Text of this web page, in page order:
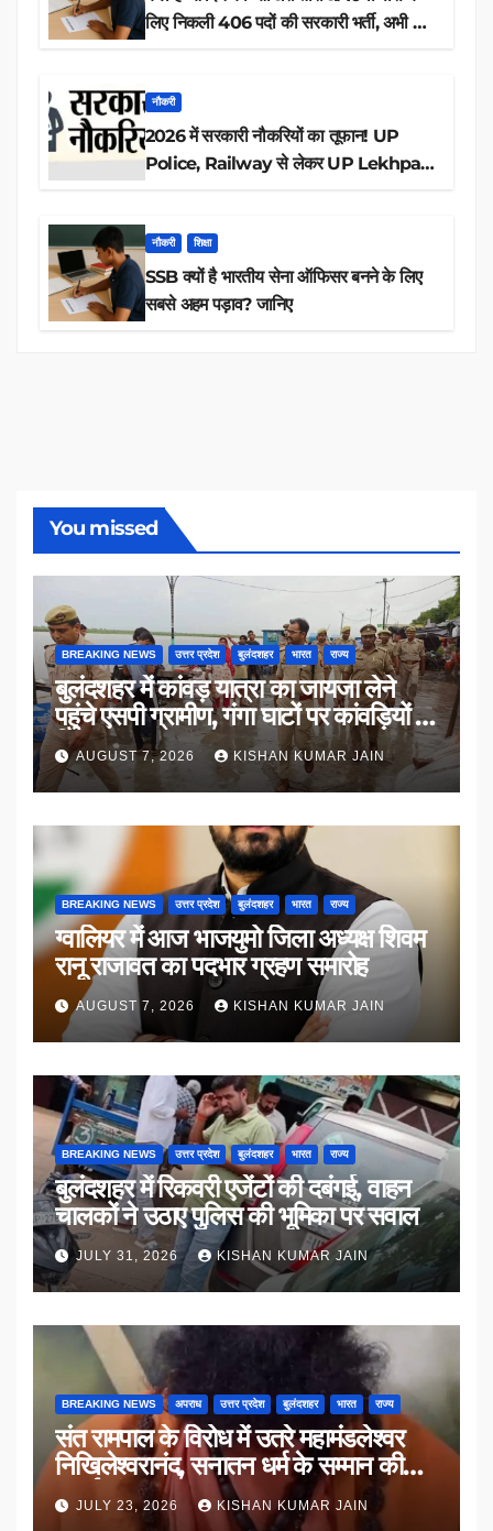
लिए निकली 406 पदों की सरकारी भर्ती, अभी करें
नौकरी
2026 में सरकारी नौकरियों का तूफान! UP
Police, Railway से लेकर UP Lekhpal
नौकरी शिक्षा
SSB क्यों है भारतीय सेना ऑफिसर बनने के लिए
सबसे अहम पड़ाव? जानिए
You missed
BREAKING NEWS उत्तर प्रदेश बुलंदशहर भारत राज्य
बुलंदशहर में कांवड़ यात्रा का जायजा लेने
पहुंचे एसपी ग्रामीण, गंगा घाटों पर कांवड़ियों से
किया संवाद
AUGUST 7, 2026 KISHAN KUMAR JAIN
BREAKING NEWS उत्तर प्रदेश बुलंदशहर भारत राज्य
ग्वालियर में आज भाजयुमो जिला अध्यक्ष शिवम
रानू राजावत का पदभार ग्रहण समारोह
AUGUST 7, 2026 KISHAN KUMAR JAIN
BREAKING NEWS उत्तर प्रदेश बुलंदशहर भारत राज्य
बुलंदशहर में रिकवरी एजेंटों की दबंगई, वाहन
चालकों ने उठाए पुलिस की भूमिका पर सवाल
JULY 31, 2026 KISHAN KUMAR JAIN
BREAKING NEWS अपराध उत्तर प्रदेश बुलंदशहर भारत राज्य
संत रामपाल के विरोध में उतरे महामंडलेश्वर
निखिलेश्वरानंद, सनातन धर्म के सम्मान की
उठाई मांग
JULY 23, 2026 KISHAN KUMAR JAIN